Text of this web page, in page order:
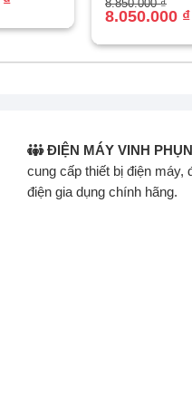
8.850.000₫
gốc
8.050.000 ₫
hiện
8.050.000 ₫.
ĐIỆN MÁY VINH
cung cấp thiết bị điện máy,
điện gia dụng chính hãng.